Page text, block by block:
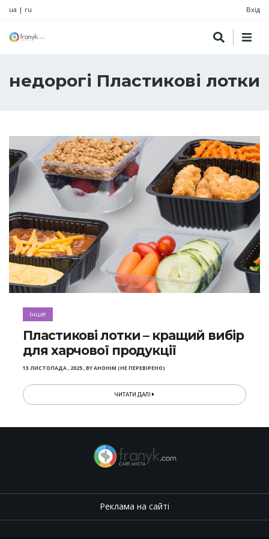
ua | ru Вхід
недорогі Пластикові лотки
Інше
Пластикові лотки – кращий вибір
для харчової продукції
13 ЛИСТОПАДА , 2025,BYАНОНІМ (НЕ ПЕРЕВІРЕНО)
ЧИТАТИ ДАЛІ
Реклама на сайті